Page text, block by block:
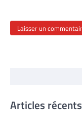
Articles récents